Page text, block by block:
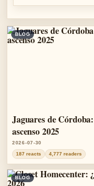
BLOG
Jaguares de
ascenso 2025
2026-07-30
187 reacts 4,777 readers
BLOG